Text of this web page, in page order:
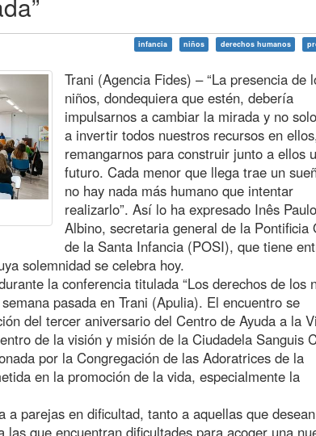
infancia niños derechos humanos
Trani (Agencia Fides) – “La presencia de
niños, dondequiera que estén, debería
impulsarnos a cambiar la mirada y no
a invertir todos nuestros recursos en
remangarnos para construir junto a ellos
futuro. Cada menor que llega trae un
no hay nada más humano que intentar
realizarlo”. Así lo ha expresado Inês Paulo
Albino, secretaria general de la Pontificia
de la Santa Infancia (POSI), que tiene
solemnidad se celebra hoy.
la conferencia titulada “Los derechos de los
pasada en Trani (Apulia). El encuentro se
del tercer aniversario del Centro de Ayuda a la
de la visión y misión de la Ciudadela Sanguis
por la Congregación de las Adoratrices de la
en la promoción de la vida, especialmente la
a parejas en dificultad, tanto a aquellas que
las que encuentran dificultades para acoger una